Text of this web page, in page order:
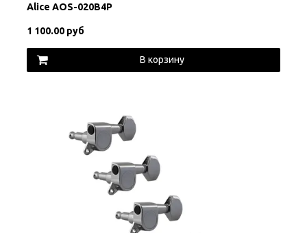
Alice AOS-020B4P
1 100.00 руб
В корзину